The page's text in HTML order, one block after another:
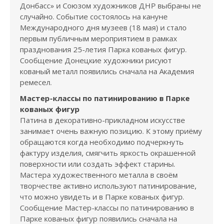
Донбасс» и Союзом художников ДНР выбраны не
случайно. Событие состоялось на кануне
Международного дня музеев (18 мая) и стало
первым публичным мероприятием в рамках
празднования 25-летия Парка кованых фигур.
Сообщение Донецкие художники рисуют
кованый металл появились сначала на Академия
ремесел.
Мастер-классы по патинированию в Парке
кованых фигур
Патина в декоративно-прикладном искусстве
занимает очень важную позицию. К этому приёму
обращаются когда необходимо подчеркнуть
фактуру изделия, смягчить яркость окрашенной
поверхности или создать эффект старины.
Мастера художественного металла в своём
творчестве активно используют патинирование,
что можно увидеть и в Парке кованых фигур.
Сообщение Мастер-классы по патинированию в
Парке кованых фигур появились сначала на